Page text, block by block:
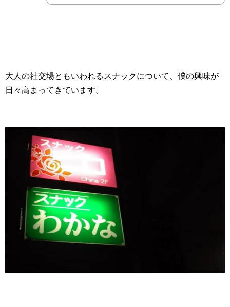
大人の社交場ともいわれるスナックについて、僕の興味が
日々高まってきています。